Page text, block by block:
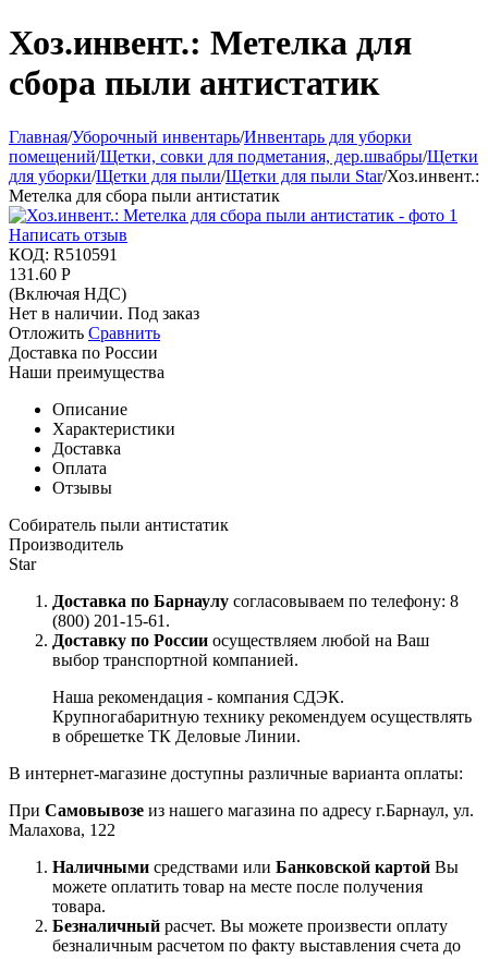
Хоз.инвент.: Метелка для
сбора пыли антистатик
Главная/Уборочный инвентарь/Инвентарь для уборки
помещений/Щетки, совки для подметания, дер.швабры/Щетки
для уборки/Щетки для пыли/Щетки для пыли Star/Хоз.инвент.:
Метелка для сбора пыли антистатик
Написать отзыв
КОД: R510591
131.60 Р
(Включая НДС)
Нет в наличии. Под заказ
Отложить Сравнить
Доставка по России
Наши преимущества
Описание
Характеристики
Доставка
Оплата
Отзывы
Собиратель пыли антистатик
Производитель
Star
Доставка по Барнаулу согласовываем по телефону: 8
(800) 201-15-61.
Доставку по России осуществляем любой на Ваш
выбор транспортной компанией.
Наша рекомендация - компания СДЭК.
Крупногабаритную технику рекомендуем осуществлять
в обрешетке ТК Деловые Линии.
В интернет-магазине доступны различные варианта оплаты:
При Самовывозе из нашего магазина по адресу г.Барнаул, ул.
Малахова, 122
Наличными средствами или Банковской картой Вы
можете оплатить товар на месте после получения
товара.
Безналичный расчет. Вы можете произвести оплату
безналичным расчетом по факту выставления счета до